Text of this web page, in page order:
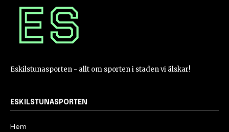
Eskilstunasporten - allt om sporten i staden vi älskar!
ESKILSTUNASPORTEN
Hem